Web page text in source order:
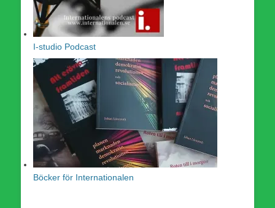
I-studio Podcast
Böcker för Internationalen